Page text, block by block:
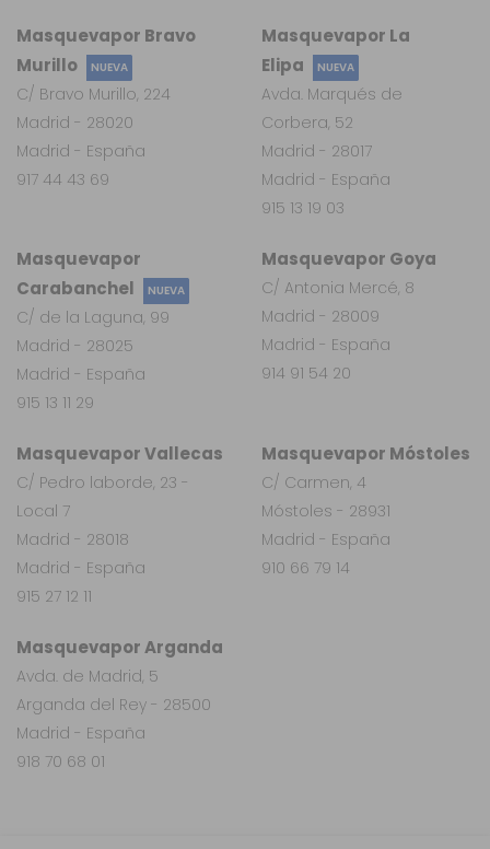
Masquevapor Arganda
Avda. de Madrid, 5
Arganda del Rey - 28500
Madrid - España
918 70 68 01
Masquevapor
Carabanchel
NUEVA
C/ de la Laguna, 99
Madrid - 28025
Madrid - España
915 13 11 29
Masquevapor Vallecas
C/ Pedro laborde, 23 -
Local 7
Madrid - 28018
Madrid - España
915 27 12 11
Masquevapor Móstoles
C/ Carmen, 4
Móstoles - 28931
Madrid - España
910 66 79 14
Masquevapor Goya
C/ Antonia Mercé, 8
Madrid - 28009
Madrid - España
914 91 54 20
Masquevapor La
Elipa
NUEVA
Avda. Marqués de
Corbera, 52
Madrid - 28017
Madrid - España
915 13 19 03
Masquevapor Bravo
Murillo
NUEVA
C/ Bravo Murillo, 224
Madrid - 28020
Madrid - España
917 44 43 69